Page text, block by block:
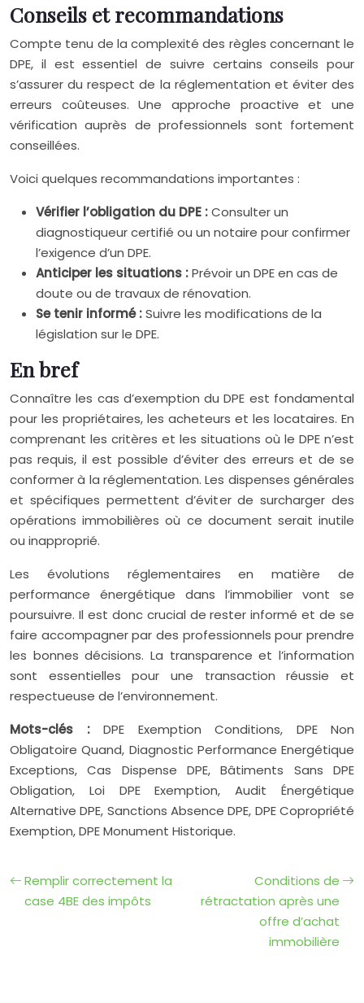
Conseils et recommandations
Compte tenu de la complexité des règles concernant le
DPE, il est essentiel de suivre certains conseils pour
s’assurer du respect de la réglementation et éviter des
erreurs coûteuses. Une approche proactive et une
vérification auprès de professionnels sont fortement
conseillées.
Voici quelques recommandations importantes :
Vérifier l’obligation du DPE :Consulter un
diagnostiqueur certifié ou un notaire pour confirmer
l’exigence d’un DPE.
Anticiper les situations :Prévoir un DPE en cas de
doute ou de travaux de rénovation.
Se tenir informé :Suivre les modifications de la
législation sur le DPE.
En bref
Connaître les cas d’exemption du DPE est fondamental
pour les propriétaires, les acheteurs et les locataires. En
comprenant les critères et les situations où le DPE n’est
pas requis, il est possible d’éviter des erreurs et de se
conformer à la réglementation. Les dispenses générales
et spécifiques permettent d’éviter de surcharger des
opérations immobilières où ce document serait inutile
ou inapproprié.
Les évolutions réglementaires en matière de
performance énergétique dans l’immobilier vont se
poursuivre. Il est donc crucial de rester informé et de se
faire accompagner par des professionnels pour prendre
les bonnes décisions. La transparence et l’information
sont essentielles pour une transaction réussie et
respectueuse de l’environnement.
Mots-clés : DPE Exemption Conditions, DPE Non
Obligatoire Quand, Diagnostic Performance Energétique
Exceptions, Cas Dispense DPE, Bâtiments Sans DPE
Obligation, Loi DPE Exemption, Audit Énergétique
Alternative DPE, Sanctions Absence DPE, DPE Copropriété
Exemption, DPE Monument Historique.
Remplir correctement la
case 4BE des impôts
Conditions de
rétractation après une
offre d’achat
immobilière